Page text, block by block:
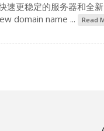
速更稳定的服务器和
domain name ...
Read